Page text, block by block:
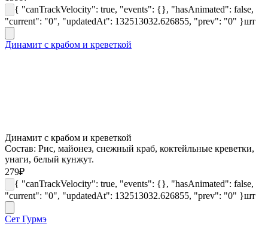
{ "canTrackVelocity": true, "events": {}, "hasAnimated": false,
"current": "0", "updatedAt": 132513032.626855, "prev": "0" }шт
Динамит с крабом и креветкой
Динамит с крабом и креветкой
Состав: Рис, майонез, снежный краб, коктейльные креветки,
унаги, белый кунжут.
279₽
{ "canTrackVelocity": true, "events": {}, "hasAnimated": false,
"current": "0", "updatedAt": 132513032.626855, "prev": "0" }шт
Сет Гурмэ